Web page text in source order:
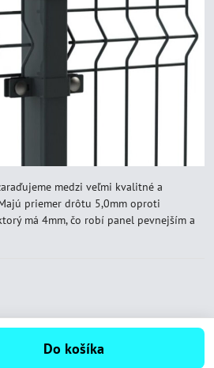
medzi veľmi kvalitné a
priemer drôtu 5,0mm oproti
má 4mm, čo robí panel pevnejším a
Do košíka